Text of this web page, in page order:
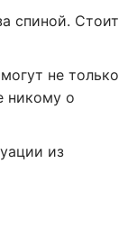
спиной. Стоит
не только
никому о
из